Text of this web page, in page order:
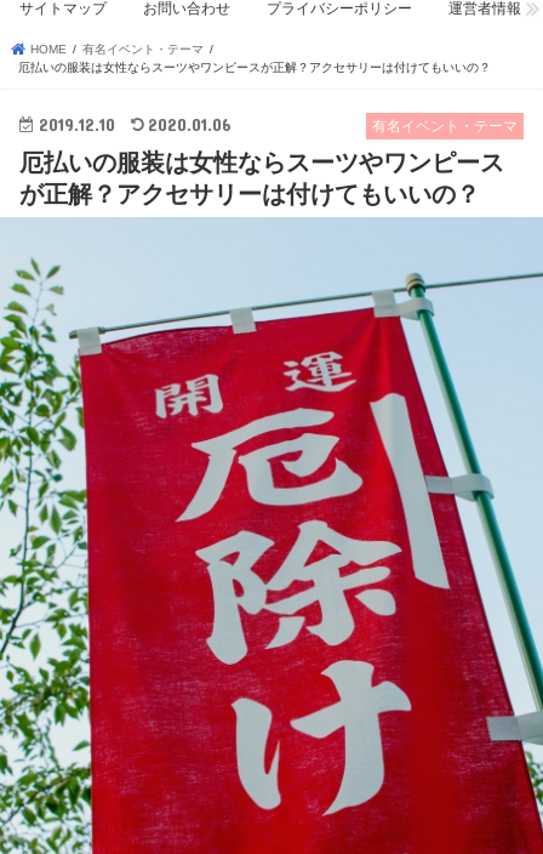
サイトマップ お問い合わせ プライバシーポリシー 運営者情報
HOME
有名イベント・テーマ
厄払いの服装は女性ならスーツやワンピースが正解？アクセサリーは付けてもいいの？
有名イベント・テーマ
2019.12.10 2020.01.06
厄払いの服装は女性ならスーツやワンピース
が正解？アクセサリーは付けてもいいの？